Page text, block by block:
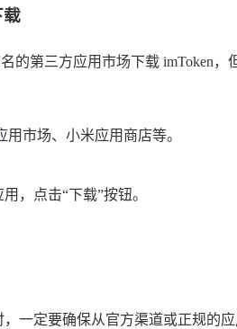
载
的第三方应用市场下载 imToken
用市场、小米应用商店等。
，点击“下载”按钮。
，一定要确保从官方渠道或正规的